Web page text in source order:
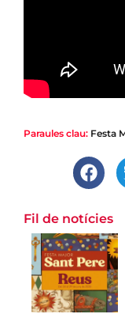
| Festa Major de
Sant Pere ja
Així vam viure El
Paraules clau: Festa
Fil de notícies